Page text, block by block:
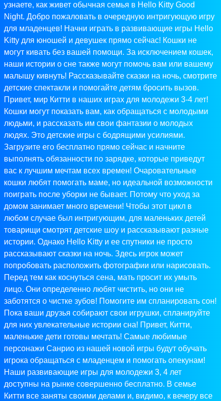
узнаете, как живет обычная семья в Hello Kitty Good
Night. Добро пожаловать в очередную интригующую игру
для младенцев! Начни играть в развивающие игры Hello
Kitty для юношей и девушек прямо сейчас! Кошки не
могут кивать без вашей помощи. За исключением кошек,
наши истории о сне также могут помочь вам или вашему
малышу кивнуть! Рассказывайте сказки на ночь, смотрите
детские спектакли и помогайте детям бросить вызов.
Привет, мир Китти в наших играх для молодежи 3-4 лет!
Кошки могут показать вам, как обращаться с молодыми
людьми, и рассказать им свои фантазии о молодых
людях. Это детские игры с бодрящими усилиями.
Загрузите его бесплатно прямо сейчас и начните
выполнять обязанности по зарядке, которые приведут
вас к лучшим мечтам всех времен! Очаровательные
кошки любят помогать маме, но идеальной возможности
поиграть после уборки не бывает. Потому что уход за
домом занимает много времени! Чтобы этот цикл в
любом случае был интригующим, для маленьких детей
товарищи смотрят детские шоу и рассказывают разные
истории. Однако Hello Kitty и ее спутники не просто
рассказывают сказки на ночь. Здесь игрок может
попробовать расположить фотографии или нарисовать.
Перед тем как коснуться сена, мать просит их умыть
лицо. Они определенно любят чистить, но они не
заботятся о чистке зубов! Помогите им спланировать сон!
Пока ваши друзья собирают свои игрушки, спланируйте
для них увлекательные истории сна! Привет, Китти,
маленькие дети готовы мечтать! Самые любимые
персонажи Санрио из нашей новой игры будут обучать
игрока обращаться с младенцем и помогать опекунам!
Наши развивающие игры для молодежи 3, 4 лет
доступны на рынке совершенно бесплатно. В семье
Китти все заняты своими делами и, видимо, к вечеру все